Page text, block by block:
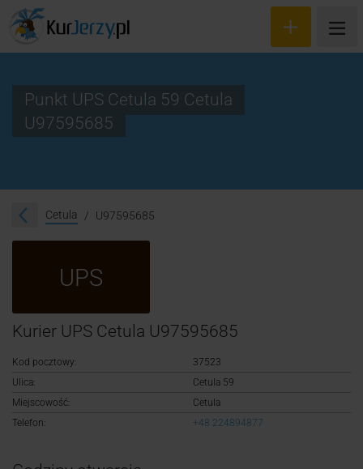
Śledzenie przesyłki
Logowanie
Punkt UPS Cetula 59 Cetula
U97595685
Cetula U97595685
UPS
Kurier UPS Cetula U97595685
Kod pocztowy:
37523
Ulica:
Cetula 59
Miejscowość:
Cetula
Telefon:
+48 224894877